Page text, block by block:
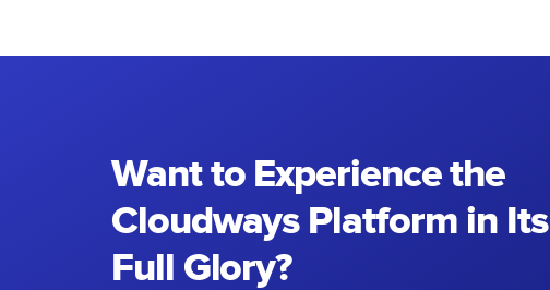
Want to Experience the
Cloudways Platform in Its
Full Glory?